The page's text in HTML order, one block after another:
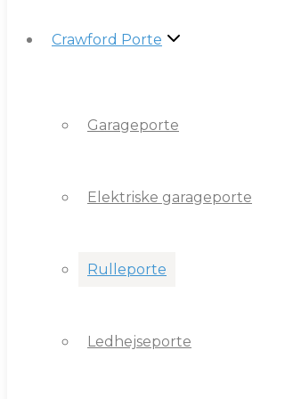
Crawford Porte
Garageporte
Elektriske garageporte
Rulleporte
Ledhejseporte